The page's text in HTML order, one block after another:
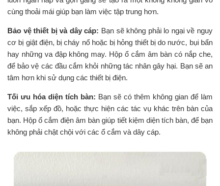
cùng thoải mái giúp bạn làm việc tập trung hơn.
Bảo vệ thiết bị và dây cáp: Bạn sẽ không phải lo ngại về nguy
cơ bị giật điện, bị cháy nổ hoặc bị hỏng thiết bị do nước, bụi bẩn
hay những va đập không may. Hộp ổ cắm âm bàn có nắp che,
để bảo vệ các đầu cắm khỏi những tác nhân gây hại. Bạn sẽ an
tâm hơn khi sử dụng các thiết bị điện.
Tối ưu hóa diện tích bàn: Bạn sẽ có thêm không gian để làm
việc, sắp xếp đồ, hoặc thực hiện các tác vụ khác trên bàn của
bạn. Hộp ổ cắm điện âm bàn giúp tiết kiệm diện tích bàn, để bạn
không phải chật chội với các ổ cắm và dây cáp.